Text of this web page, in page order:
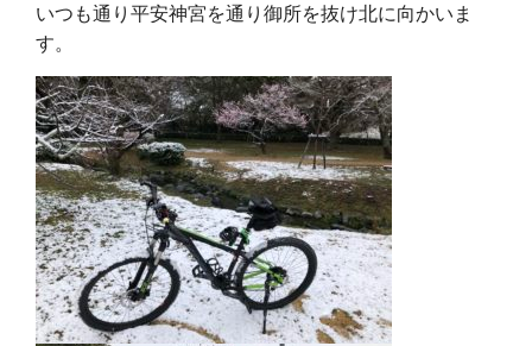
いつも通り平安神宮を通り御所を抜け北に向かいま
す。